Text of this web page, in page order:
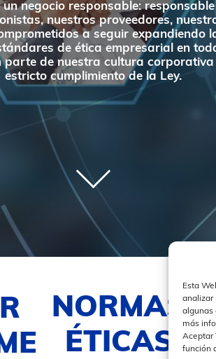
Esta
analizar
algunas
más
Aceptar
función
negocio responsable:
nuestros proveedores,
a seguir expandiendo
de ética empresarial en
parte de nuestra cultura
estricto cumplimiento de la Ley.
NORMAS
ÉTICAS